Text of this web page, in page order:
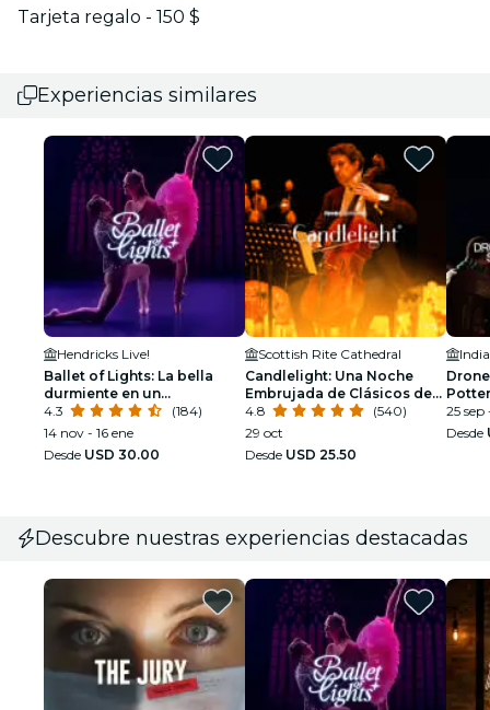
Tarjeta regalo - 150 $
Experiencias similares
Hendricks Live!
Ballet of Lights: La bella
durmiente en un
espectáculo deslumbrante
4.3
(184)
14 nov - 16 ene
Desde USD 30.00
Scottish Rite Cathedral
Candlelight: Una Noche
Embrujada de Clásicos de
Halloween
4.8
(540)
29 oct
Desde USD 25.50
25 sep
Desde
Descubre nuestras experiencias destacadas